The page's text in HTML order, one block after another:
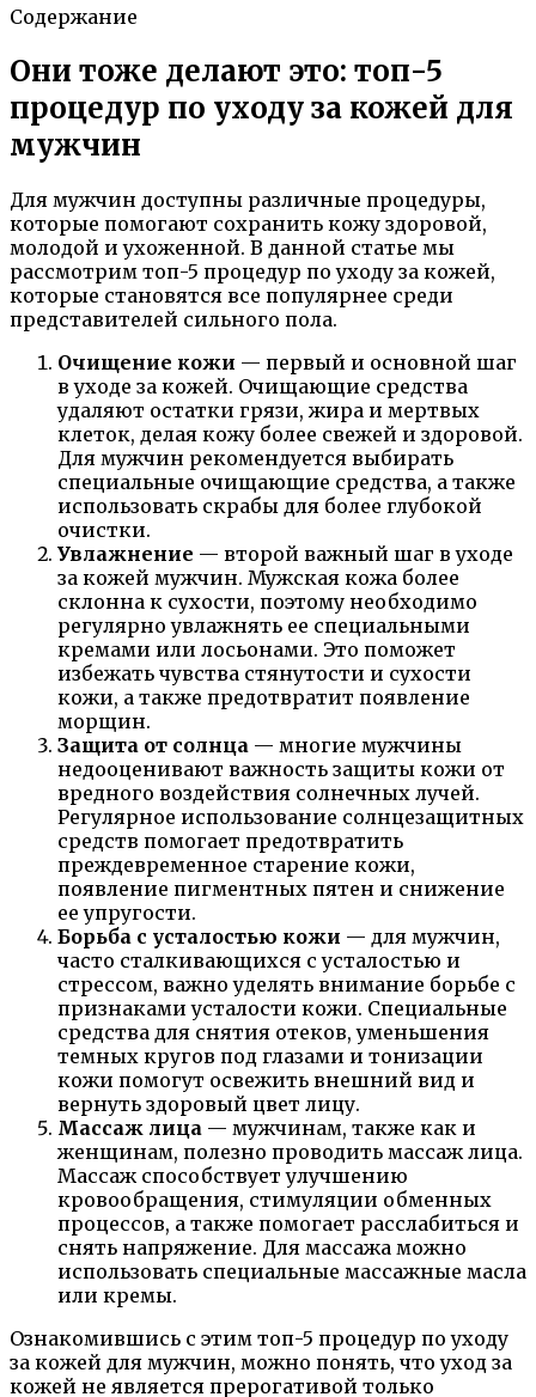
Содержание
Они тоже делают это: топ-5
процедур по уходу за кожей для
мужчин
Для мужчин доступны различные процедуры,
которые помогают сохранить кожу здоровой,
молодой и ухоженной. В данной статье мы
рассмотрим топ-5 процедур по уходу за кожей,
которые становятся все популярнее среди
представителей сильного пола.
Очищение кожи — первый и основной шаг
в уходе за кожей. Очищающие средства
удаляют остатки грязи, жира и мертвых
клеток, делая кожу более свежей и здоровой.
Для мужчин рекомендуется выбирать
специальные очищающие средства, а также
использовать скрабы для более глубокой
очистки.
Увлажнение — второй важный шаг в уходе
за кожей мужчин. Мужская кожа более
склонна к сухости, поэтому необходимо
регулярно увлажнять ее специальными
кремами или лосьонами. Это поможет
избежать чувства стянутости и сухости
кожи, а также предотвратит появление
морщин.
Защита от солнца — многие мужчины
недооценивают важность защиты кожи от
вредного воздействия солнечных лучей.
Регулярное использование солнцезащитных
средств помогает предотвратить
преждевременное старение кожи,
появление пигментных пятен и снижение
ее упругости.
Борьба с усталостью кожи — для мужчин,
часто сталкивающихся с усталостью и
стрессом, важно уделять внимание борьбе с
признаками усталости кожи. Специальные
средства для снятия отеков, уменьшения
темных кругов под глазами и тонизации
кожи помогут освежить внешний вид и
вернуть здоровый цвет лицу.
Массаж лица — мужчинам, также как и
женщинам, полезно проводить массаж лица.
Массаж способствует улучшению
кровообращения, стимуляции обменных
процессов, а также помогает расслабиться и
снять напряжение. Для массажа можно
использовать специальные массажные масла
или кремы.
Ознакомившись с этим топ-5 процедур по уходу
за кожей для мужчин, можно понять, что уход за
кожей не является прерогативой только